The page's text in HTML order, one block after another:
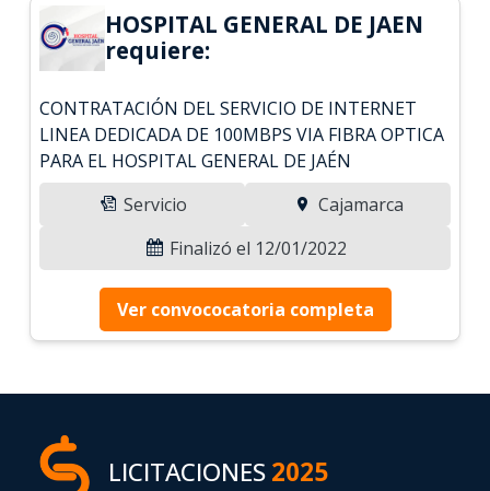
HOSPITAL GENERAL DE JAEN
requiere:
CONTRATACIÓN DEL SERVICIO DE INTERNET
LINEA DEDICADA DE 100MBPS VIA FIBRA OPTICA
PARA EL HOSPITAL GENERAL DE JAÉN
Servicio
Cajamarca
Finalizó el 12/01/2022
Ver convococatoria completa
LICITACIONES2025